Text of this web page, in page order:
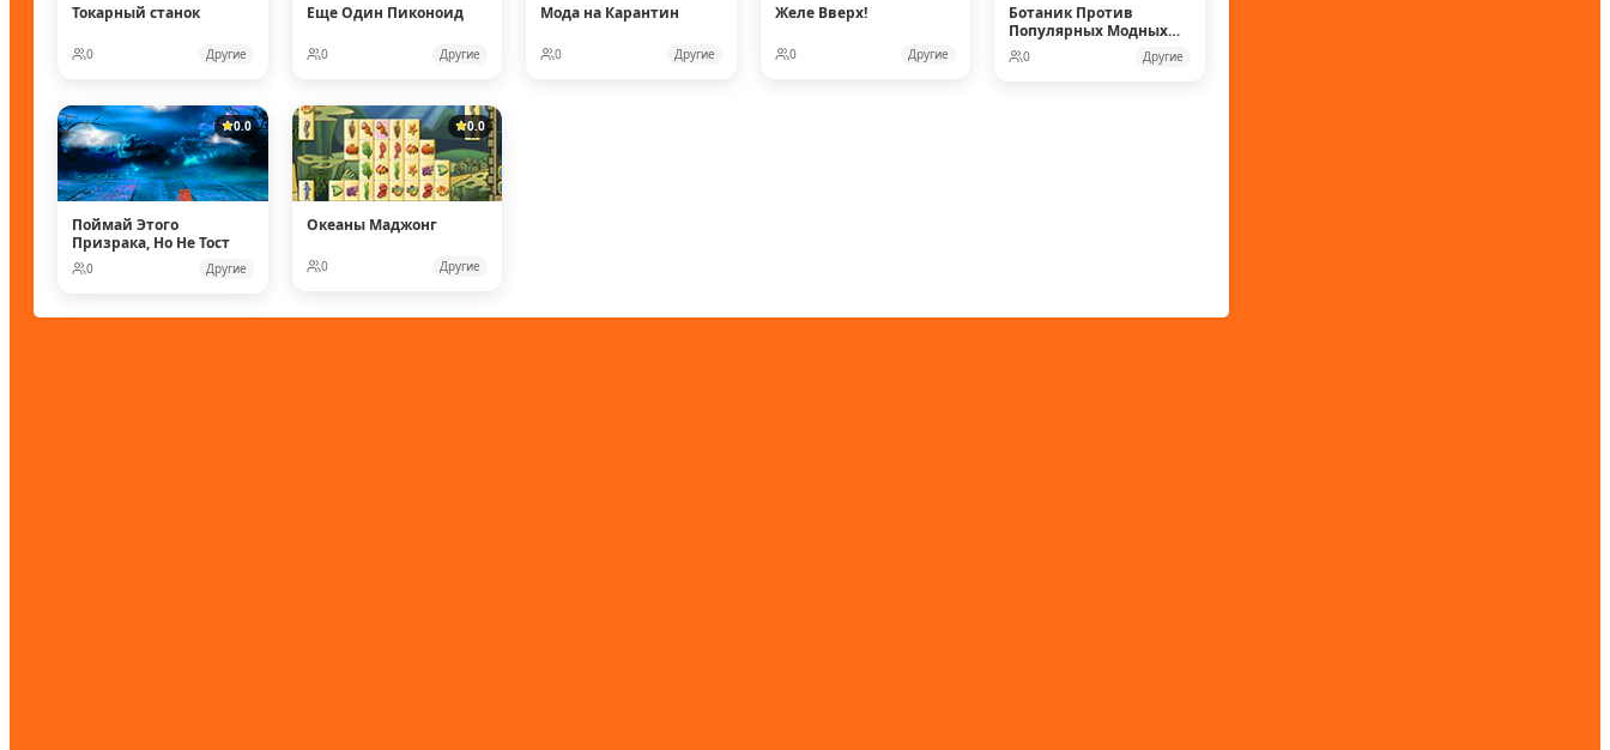
Токарный станок
0 Другие
Еще Один Пиконоид
0 Другие
Мода на Карантин
0 Другие
Желе Вверх!
0 Другие
Ботаник Против
Популярных Модных
Кукол
0 Другие
0.0
Поймай Этого
Призрака, Но Не Тост
0 Другие
0.0
Океаны Маджонг
0 Другие